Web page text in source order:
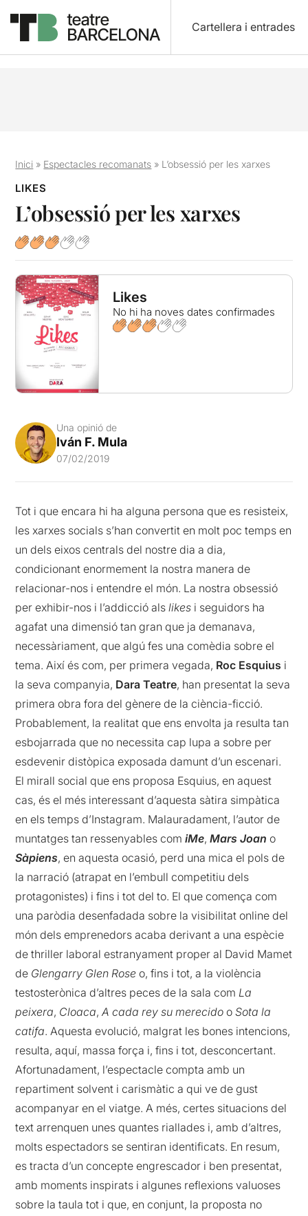
Cartellera i entrades
Inici » Espectacles recomanats » L’obsessió per les xarxes
LIKES
L’obsessió per les xarxes
Likes
No hi ha noves dates confirmades
Una opinió de
Iván F. Mula
07/02/2019
Tot i que encara hi ha alguna persona que es resisteix,
les xarxes socials s’han convertit en molt poc temps en
un dels eixos centrals del nostre dia a dia,
condicionant enormement la nostra manera de
relacionar-nos i entendre el món. La nostra obsessió
per exhibir-nos i l’addicció alslikes i seguidors ha
agafat una dimensió tan gran que ja demanava,
necessàriament, que algú fes una comèdia sobre el
tema. Així és com, per primera vegada, Roc Esquius i
la seva companyia, Dara Teatre, han presentat la seva
primera obra fora del gènere de la ciència-ficció.
Probablement, la realitat que ens envolta ja resulta tan
esbojarrada que no necessita cap lupa a sobre per
esdevenir distòpica exposada damunt d’un escenari.
El mirall social que ens proposa Esquius, en aquest
cas, és el més interessant d’aquesta sàtira simpàtica
en els temps d’Instagram. Malauradament, l’autor de
muntatges tan ressenyables comiMe,Mars Joan o
Sàpiens, en aquesta ocasió, perd una mica el pols de
la narració (atrapat en l’embull competitiu dels
protagonistes) i fins i tot del to. El que comença com
una paròdia desenfadada sobre la visibilitat online del
món dels emprenedors acaba derivant a una espècie
de thriller laboral estranyament proper al David Mamet
de Glengarry Glen Roseo, fins i tot, a la violència
testosterònica d’altres peces de la sala comLa
peixera, Cloaca,A cada rey su merecido oSota la
catifa. Aquesta evolució, malgrat les bones intencions,
resulta, aquí, massa força i, fins i tot, desconcertant.
Afortunadament, l’espectacle compta amb un
repartiment solvent i carismàtic a qui ve de gust
acompanyar en el viatge. A més, certes situacions del
text arrenquen unes quantes riallades i, amb d’altres,
molts espectadors se sentiran identificats. En resum,
es tracta d’un concepte engrescador i ben presentat,
amb moments inspirats i algunes reflexions valuoses
sobre la taula tot i que, en conjunt, la proposta no